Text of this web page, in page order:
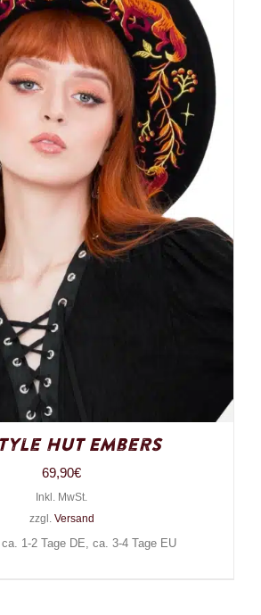
Hut Embers
69,90€
Inkl. MwSt.
zzgl. Versand
1-2 Tage DE, ca. 3-4 Tage EU